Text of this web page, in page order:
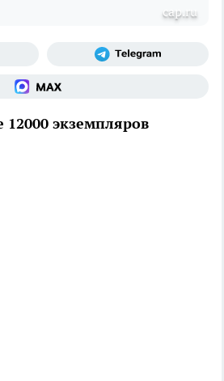
cap.ru
экземпляров